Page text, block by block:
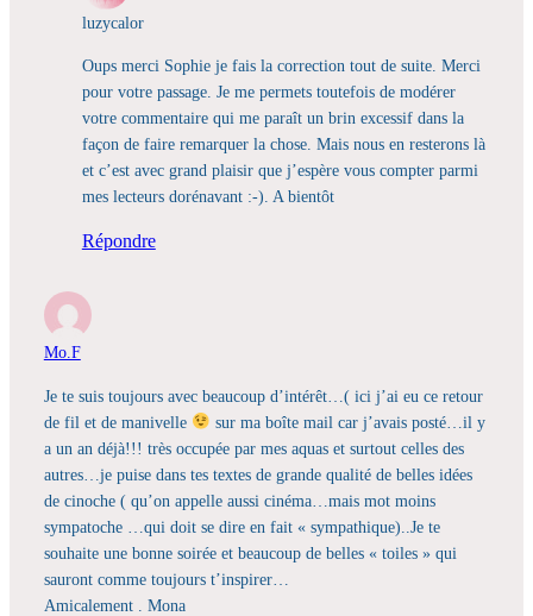
luzycalor
Oups merci Sophie je fais la correction tout de suite. Merci
pour votre passage. Je me permets toutefois de modérer
votre commentaire qui me paraît un brin excessif dans la
façon de faire remarquer la chose. Mais nous en resterons là
et c’est avec grand plaisir que j’espère vous compter parmi
mes lecteurs dorénavant :-). A bientôt
Répondre
Mo.F
Je te suis toujours avec beaucoup d’intérêt…( ici j’ai eu ce retour
de fil et de manivelle
sur ma boîte mail car j’avais posté…il y
a un an déjà!!! très occupée par mes aquas et surtout celles des
autres…je puise dans tes textes de grande qualité de belles idées
de cinoche ( qu’on appelle aussi cinéma…mais mot moins
sympatoche …qui doit se dire en fait « sympathique)..Je te
souhaite une bonne soirée et beaucoup de belles « toiles » qui
sauront comme toujours t’inspirer…
Amicalement . Mona